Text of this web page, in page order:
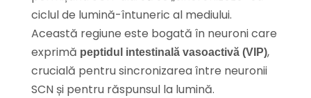
ciclul de lumină-întuneric al mediului.
Această regiune este bogată în neuroni care
exprimă peptidul intestinală vasoactivă (VIP),
crucială pentru sincronizarea între neuronii
SCN și pentru răspunsul la lumină.